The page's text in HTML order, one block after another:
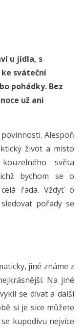
u jídla, s
sváteční
pohádky. Bez
už ani
Alespoň
život a místo
světa
bychom se o
řada. Vždyť o
pořady se
jiné známe z
Na jiné
se dívat a další
si je sice můžete
kupodivu nejvíce